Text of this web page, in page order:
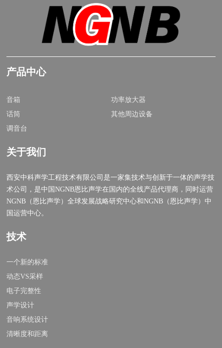
产品中心
音箱
功率放大器
话筒
其他周边设备
调音台
关于我们
西安中科声学工程技术有限公司是一家集技术与创新于一体的声学技
术公司，是中国NGNB恩比声学在国内的全线产品代理商，同时运营
NGNB（恩比声学）全球发展战略研究中心和NGNB（恩比声学）中
国运营中心。
技术
一个新的标准
动态VS采样
电子完整性
声学设计
音响系统设计
清晰度和距离